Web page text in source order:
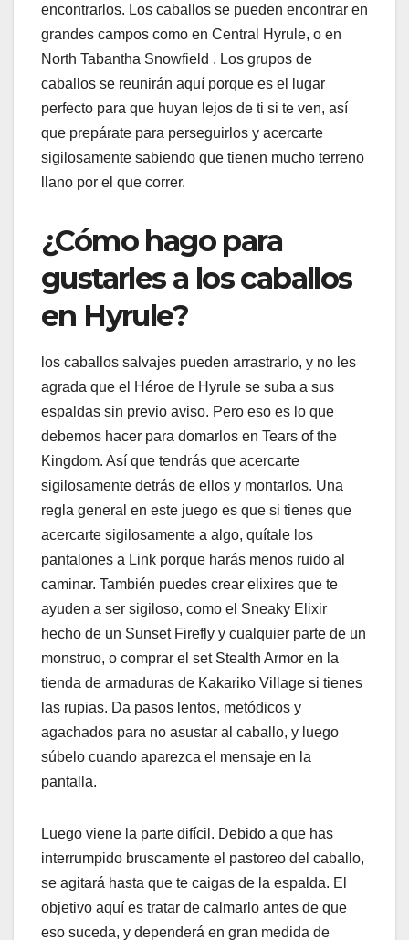
encontrarlos. Los caballos se pueden encontrar en
grandes campos como en Central Hyrule, o en
North Tabantha Snowfield . Los grupos de
caballos se reunirán aquí porque es el lugar
perfecto para que huyan lejos de ti si te ven, así
que prepárate para perseguirlos y acercarte
sigilosamente sabiendo que tienen mucho terreno
llano por el que correr.
¿Cómo hago para
gustarles a los caballos
en Hyrule?
los caballos salvajes pueden arrastrarlo, y no les
agrada que el Héroe de Hyrule se suba a sus
espaldas sin previo aviso. Pero eso es lo que
debemos hacer para domarlos en Tears of the
Kingdom. Así que tendrás que acercarte
sigilosamente detrás de ellos y montarlos. Una
regla general en este juego es que si tienes que
acercarte sigilosamente a algo, quítale los
pantalones a Link porque harás menos ruido al
caminar. También puedes crear elixires que te
ayuden a ser sigiloso, como el Sneaky Elixir
hecho de un Sunset Firefly y cualquier parte de un
monstruo, o comprar el set Stealth Armor en la
tienda de armaduras de Kakariko Village si tienes
las rupias. Da pasos lentos, metódicos y
agachados para no asustar al caballo, y luego
súbelo cuando aparezca el mensaje en la
pantalla.
Luego viene la parte difícil. Debido a que has
interrumpido bruscamente el pastoreo del caballo,
se agitará hasta que te caigas de la espalda. El
objetivo aquí es tratar de calmarlo antes de que
eso suceda, y dependerá en gran medida de